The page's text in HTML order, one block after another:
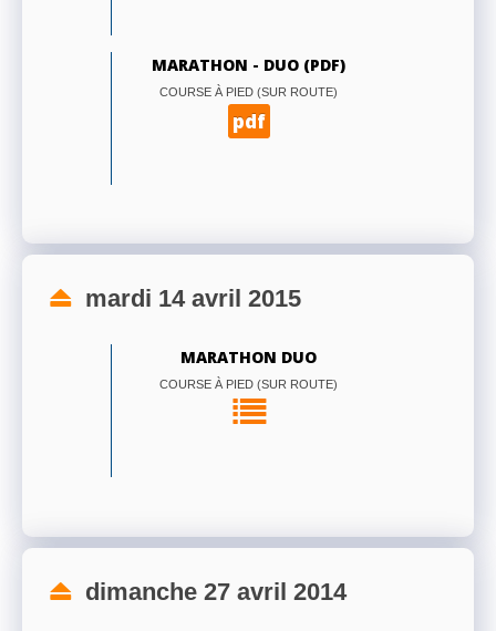
MARATHON - DUO (PDF)
COURSE À PIED (SUR ROUTE)
pdf
mardi 14 avril 2015
MARATHON DUO
COURSE À PIED (SUR ROUTE)
dimanche 27 avril 2014